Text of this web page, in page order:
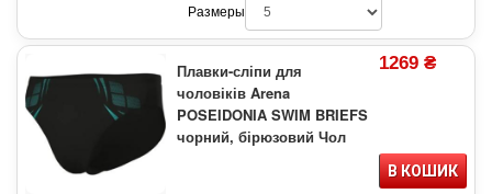
Размеры
Плавки-сліпи для
чоловіків Arena
POSEIDONIA SWIM BRIEFS
чорний, бірюзовий Чол
1269 ₴
В КОШИК